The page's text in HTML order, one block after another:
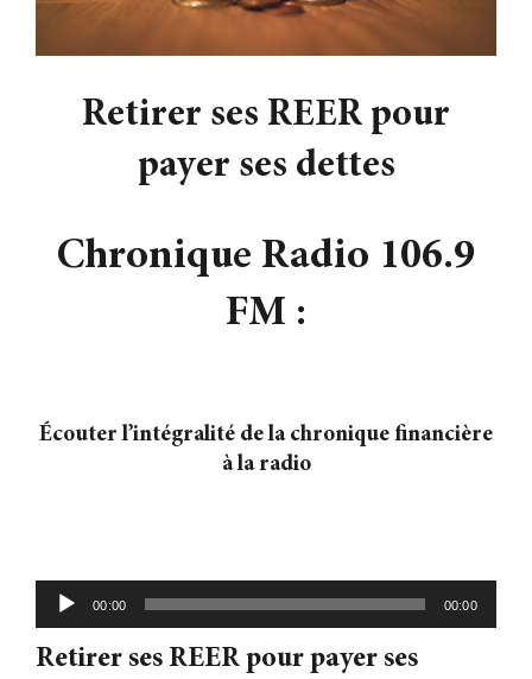
Contact
Retirer ses REER pour
payer ses dettes
Chronique Radio 106.9
FM :
Écouter l’intégralité de la chronique financière
à la radio
Lecteur
audio
00:00 00:00
Retirer ses REER pour payer ses